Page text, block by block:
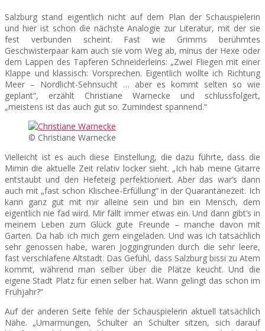
Salzburg stand eigentlich nicht auf dem Plan der Schauspielerin
und hier ist schon die nächste Analogie zur Literatur, mit der sie
fest verbunden scheint. Fast wie Grimms berühmtes
Geschwisterpaar kam auch sie vom Weg ab, minus der Hexe oder
dem Lappen des Tapferen Schneiderleins: „Zwei Fliegen mit einer
Klappe und klassisch: Vorsprechen. Eigentlich wollte ich Richtung
Meer – Nordlicht-Sehnsucht … aber es kommt selten so wie
geplant“, erzählt Christiane Warnecke und schlussfolgert,
„meistens ist das auch gut so. Zumindest spannend.“
© Christiane Warnecke
Vielleicht ist es auch diese Einstellung, die dazu führte, dass die
Mimin die aktuelle Zeit relativ locker sieht. „Ich hab meine Gitarre
entstaubt und den Hefeteig perfektioniert. Aber das war’s dann
auch mit „fast schon Klischee-Erfüllung“ in der Quarantänezeit. Ich
kann ganz gut mit mir alleine sein und bin ein Mensch, dem
eigentlich nie fad wird. Mir fällt immer etwas ein. Und dann gibt’s in
meinem Leben zum Glück gute Freunde – manche davon mit
Garten. Da hab ich mich gern eingeladen. Und was ich tatsächlich
sehr genossen habe, waren Joggingrunden durch die sehr leere,
fast verschlafene Altstadt. Das Gefühl, dass Salzburg bissi zu Atem
kommt, während man selber über die Plätze keucht. Und die
eigene Stadt Platz für einen selber hat. Wann gelingt das schon im
Frühjahr?“
Auf der anderen Seite fehle der Schauspielerin aktuell tatsächlich
Nähe. „Umarmungen, Schulter an Schulter sitzen, sich darauf